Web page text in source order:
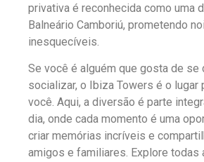
privativa é reconhecida como uma
Balneário Camboriú, prometendo
inesquecíveis.
Se você é alguém que gosta de se
socializar, o Ibiza Towers é o lugar
você. Aqui, a diversão é parte
dia, onde cada momento é uma
criar memórias incríveis e
amigos e familiares. Explore